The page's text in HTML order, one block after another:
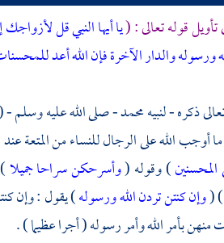
تأويل قوله تعالى : (يا أيها النبي قل
ورسوله والدار الآخرة فإن الله أعد
ذكره - لنبيهمحمد- صلى الله عليه وسلم
أوجب الله على الرجال للنساء من المتعة
) وقوله (وأسرحكن سراحا جميلا
) (وإن كنتن تردن الله ورسوله) يقول : وإن
منهن بأمر الله وأمر رسوله ( أجرا عظيما ) .